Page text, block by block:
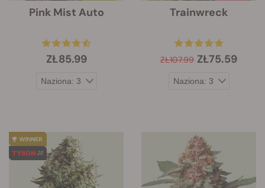
Pink Mist Auto
ZŁ85.99
Trainwreck
ZŁ107.99 ZŁ75.59